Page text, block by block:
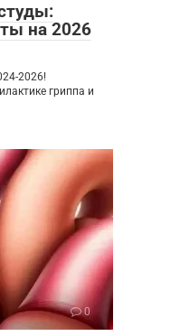
на 2026
2026!
гриппа и
0